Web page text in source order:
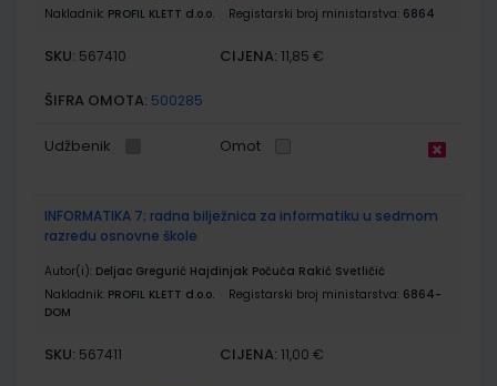
Nakladnik: PROFIL KLETT d.o.o. Registarski broj ministarstva: 6864
SKU: 567410 CIJENA: 11,85 €
ŠIFRA OMOTA: 500285
Udžbenik Omot
INFORMATIKA 7; radna bilježnica za informatiku u sedmom
razredu osnovne škole
Autor(i): Deljac Gregurić Hajdinjak Počuča Rakić Svetličić
Nakladnik: PROFIL KLETT d.o.o. Registarski broj ministarstva: 6864-
DOM
SKU: 567411 CIJENA: 11,00 €